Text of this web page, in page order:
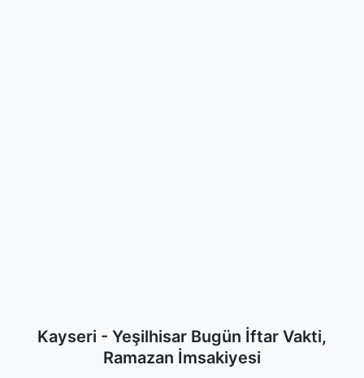
Kayseri - Yeşilhisar Bugün İftar Vakti,
Ramazan İmsakiyesi